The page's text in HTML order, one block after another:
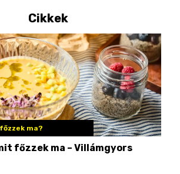
Cikkek
ma?
főzzek ma – Villámgyors